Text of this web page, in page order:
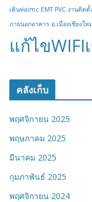
เดินท่อimc EMT PVC งานติด
ภายนอกอาคาร อ.เมืองเชียงให
แก้ไขWIFI
คลังเก็บ
พฤศจิกายน 2025
พฤษภาคม 2025
มีนาคม 2025
กุมภาพันธ์ 2025
พฤศจิกายน 2024